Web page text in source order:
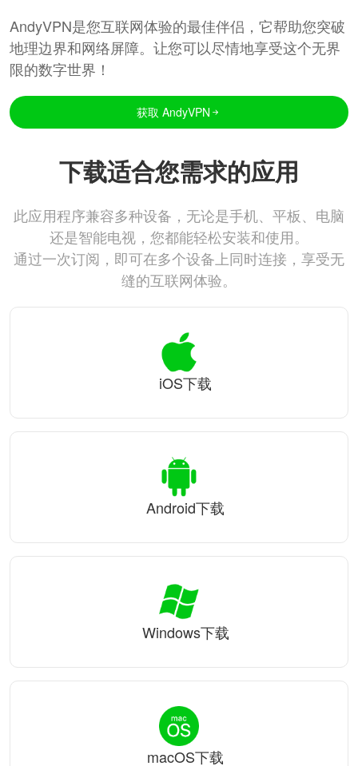
AndyVPN是您互联网体验的最佳伴侣，它帮助您突破
地理边界和网络屏障。让您可以尽情地享受这个无界
限的数字世界！
获取 AndyVPN
下载适合您需求的应用
此应用程序兼容多种设备，无论是手机、平板、电脑
还是智能电视，您都能轻松安装和使用。
通过一次订阅，即可在多个设备上同时连接，享受无
缝的互联网体验。
iOS下载
Android下载
Windows下载
macOS下载